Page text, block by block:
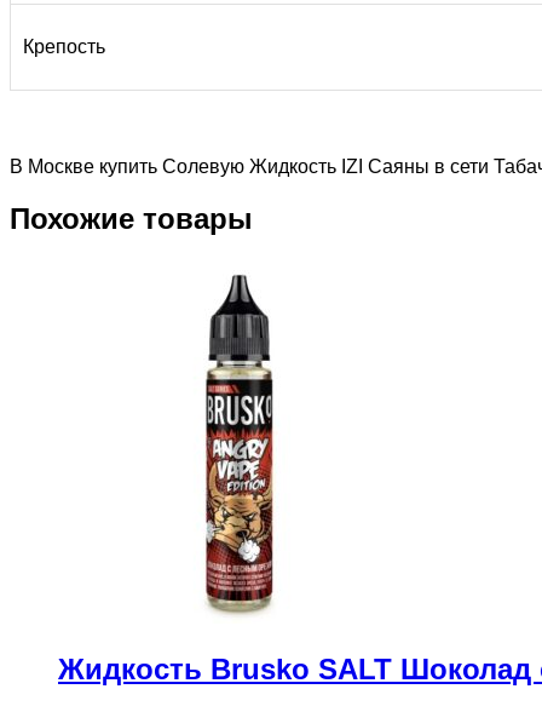
Крепость
В Москве купить Солевую Жидкость IZI Саяны в сети
Похожие товары
Жидкость Brusko SALT